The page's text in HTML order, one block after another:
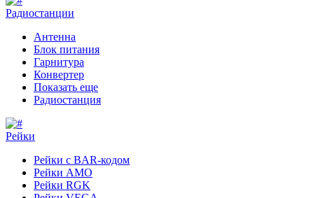
Радиостанции
Антенна
Блок питания
Гарнитура
Конвертер
Показать еще
Радиостанция
Рейки
Рейки с BAR-кодом
Рейки AMO
Рейки RGK